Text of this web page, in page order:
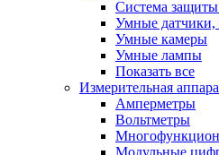
Система
Умные датчики,
Умные камеры
Умные лампы
Показать все
Измерительная
Амперметры
Вольтметры
Модульные